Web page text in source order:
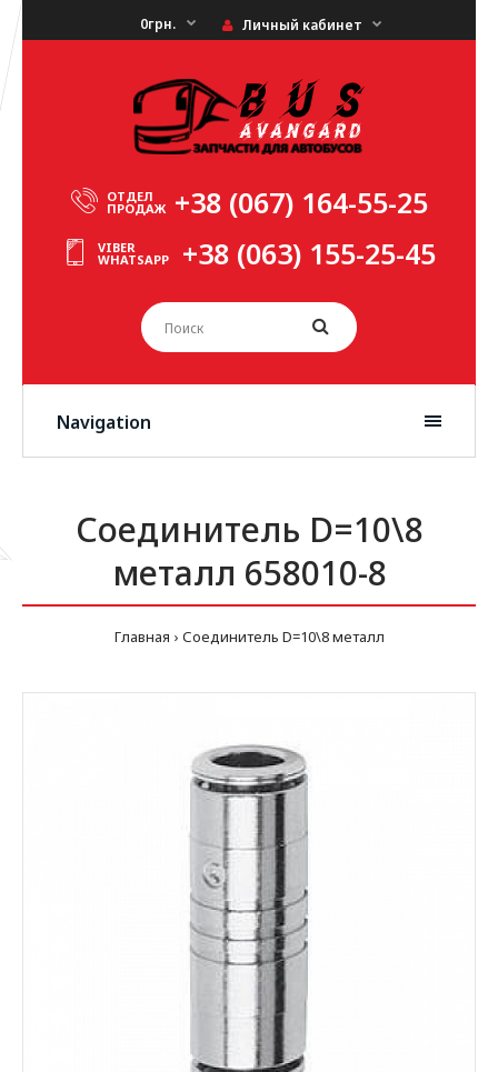
0грн. Личный кабинет
ОТДЕЛ
ПРОДАЖ +38 (067) 164-55-25
VIBER
WHATSAPP +38 (063) 155-25-45
Navigation
Соединитель D=10\8
металл 658010-8
Главная Соединитель D=10\8 металл